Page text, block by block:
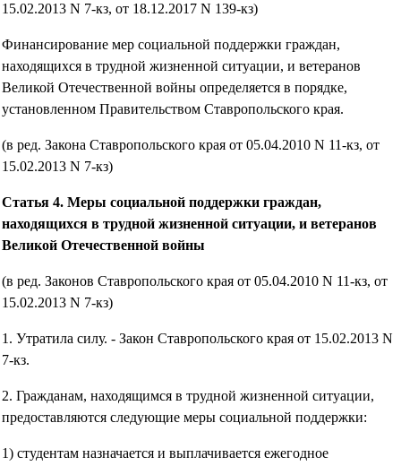
15.02.2013 N 7-кз, от 18.12.2017 N 139-кз)
Финансирование мер социальной поддержки граждан,
находящихся в трудной жизненной ситуации, и ветеранов
Великой Отечественной войны определяется в порядке,
установленном Правительством Ставропольского края.
(в ред. Закона Ставропольского края от 05.04.2010 N 11-кз, от
15.02.2013 N 7-кз)
Статья 4. Меры социальной поддержки граждан,
находящихся в трудной жизненной ситуации, и ветеранов
Великой Отечественной войны
(в ред. Законов Ставропольского края от 05.04.2010 N 11-кз, от
15.02.2013 N 7-кз)
1. Утратила силу. - Закон Ставропольского края от 15.02.2013 N
7-кз.
2. Гражданам, находящимся в трудной жизненной ситуации,
предоставляются следующие меры социальной поддержки:
1) студентам назначается и выплачивается ежегодное